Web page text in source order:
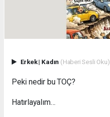
Erkek| Kadın (Haberi Sesli Oku)
Peki nedir bu TOÇ?
Hatırlayalım…